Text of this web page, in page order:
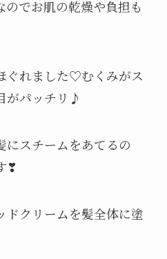
でお肌の乾燥や負担も
ぐれました♡むくみがス
がパッチリ♪
にスチームをあてるの
❣
ドクリームを髪全体に塗